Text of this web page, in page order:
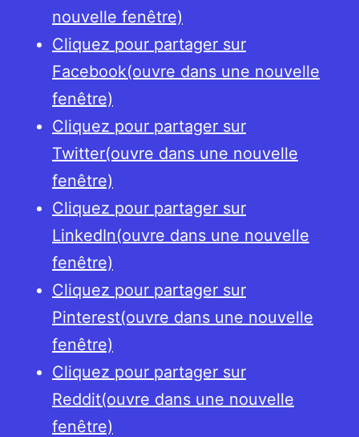
nouvelle fenêtre)
Cliquez pour partager sur
Facebook(ouvre dans une nouvelle
fenêtre)
Cliquez pour partager sur
Twitter(ouvre dans une nouvelle
fenêtre)
Cliquez pour partager sur
LinkedIn(ouvre dans une nouvelle
fenêtre)
Cliquez pour partager sur
Pinterest(ouvre dans une nouvelle
fenêtre)
Cliquez pour partager sur
Reddit(ouvre dans une nouvelle
fenêtre)